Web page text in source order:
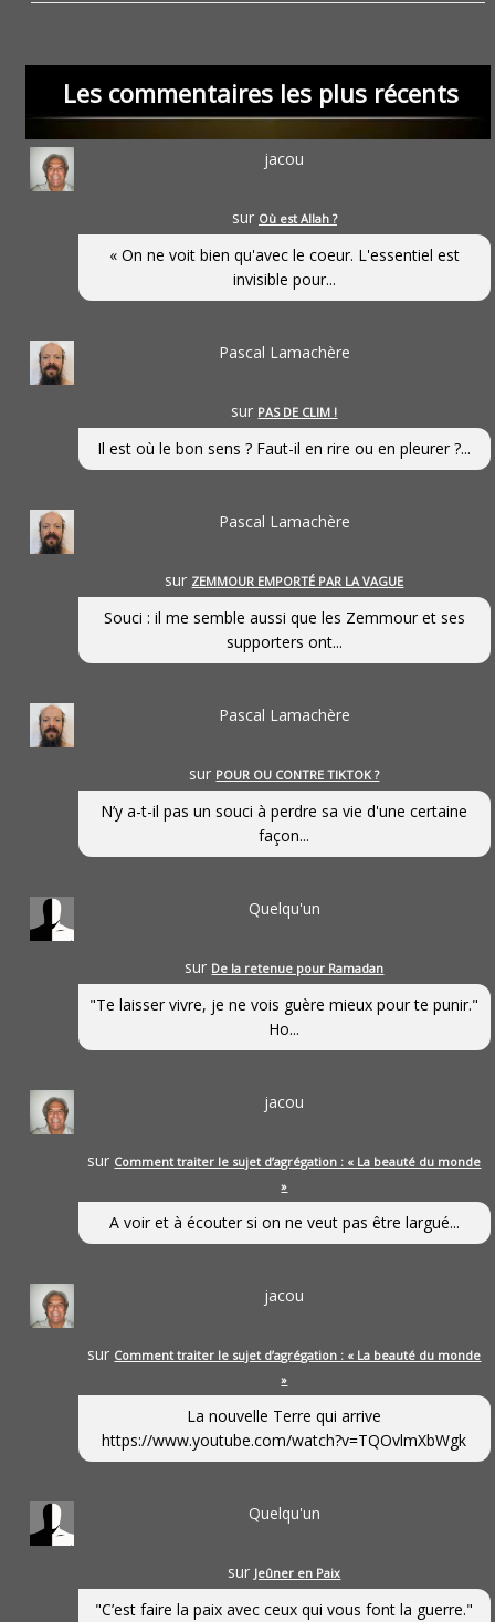
Les commentaires les plus récents
jacou
sur Où est Allah ?
« On ne voit bien qu'avec le coeur. L'essentiel est
invisible pour...
Pascal Lamachère
sur PAS DE CLIM !
Il est où le bon sens ? Faut-il en rire ou en pleurer ?...
Pascal Lamachère
sur ZEMMOUR EMPORTÉ PAR LA VAGUE
Souci : il me semble aussi que les Zemmour et ses
supporters ont...
Pascal Lamachère
sur POUR OU CONTRE TIKTOK ?
N’y a-t-il pas un souci à perdre sa vie d'une certaine
façon...
Quelqu'un
sur De la retenue pour Ramadan
"Te laisser vivre, je ne vois guère mieux pour te punir."
Ho...
jacou
sur Comment traiter le sujet d’agrégation : « La beauté du monde
»
A voir et à écouter si on ne veut pas être largué...
jacou
sur Comment traiter le sujet d’agrégation : « La beauté du monde
»
La nouvelle Terre qui arrive
https://www.youtube.com/watch?v=TQOvlmXbWgk
Quelqu'un
sur Jeûner en Paix
"C’est faire la paix avec ceux qui vous font la guerre."